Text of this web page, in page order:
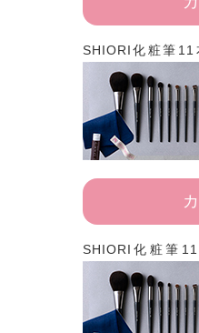
SHIORI化粧筆
SHIORI化粧筆